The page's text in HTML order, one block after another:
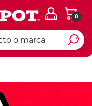
0
Ingresar Codigo